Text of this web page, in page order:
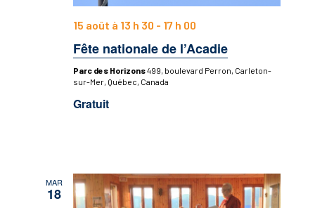
Fête nationale de l’Acadie
15 août à 13 h 30 - 17 h 00
Parc des Horizons499, boulevard Perron, Carleton-
sur-Mer, Québec, Canada
Gratuit
MAR
18